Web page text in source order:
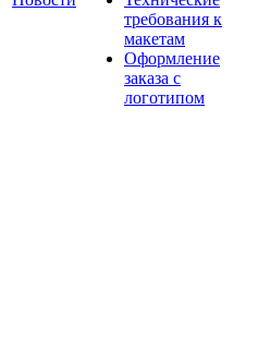
требования к
макетам
Оформление
заказа с
логотипом